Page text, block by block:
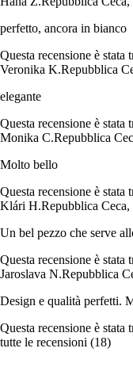
perfetto, ancora in bianco
Questa recensione è stata
Veronika K.Repubblica
elegante
Questa recensione è stata
Monika C.Repubblica
Molto bello
Questa recensione è stata
Klári H.Repubblica Ceca,
Un bel pezzo che serve
Questa recensione è stata
Jaroslava N.Repubblica
Design e qualità perfetti.
Questa recensione è stata
tutte le recensioni (18)